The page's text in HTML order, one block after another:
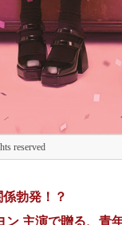
reserved
勃発！？
ン 主演で贈る、青